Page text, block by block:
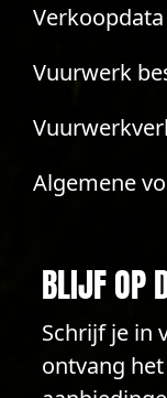
Vuurwerk
Algemene
BLIJF OP
Schrijf je in
ontvang